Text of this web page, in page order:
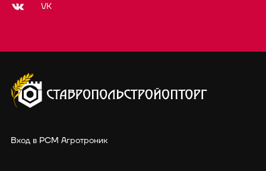
VK
Вход в РСМ Агротроник